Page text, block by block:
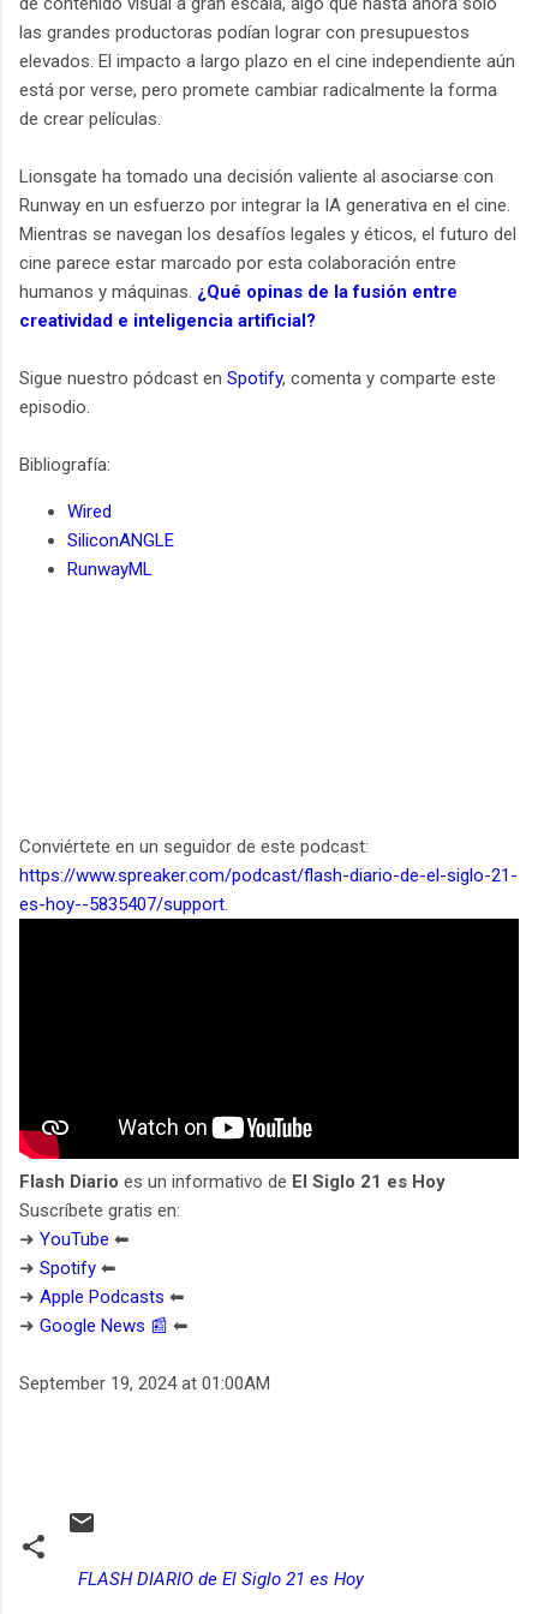
las grandes productoras podían lograr con presupuestos
elevados. El impacto a largo plazo en el cine independiente aún
está por verse, pero promete cambiar radicalmente la forma
de crear películas.
Lionsgate ha tomado una decisión valiente al asociarse con
Runway en un esfuerzo por integrar la IA generativa en el cine.
Mientras se navegan los desafíos legales y éticos, el futuro del
cine parece estar marcado por esta colaboración entre
humanos y máquinas. ¿Qué opinas de la fusión entre
creatividad e inteligencia artificial?
Sigue nuestro pódcast en Spotify, comenta y comparte este
episodio.
Bibliografía:
Wired
SiliconANGLE
RunwayML
Conviértete en un seguidor de este podcast:
https://www.spreaker.com/podcast/flash-diario-de-el-siglo-21-
es-hoy--5835407/support.
Flash Diario es un informativo de El Siglo 21 es Hoy
Suscríbete gratis en:
➜ YouTube ⬅︎
➜ Spotify ⬅︎
➜ Apple Podcasts ⬅︎
➜ Google News 📰 ⬅︎
September 19, 2024 at 01:00AM
FLASH DIARIO de El Siglo 21 es Hoy